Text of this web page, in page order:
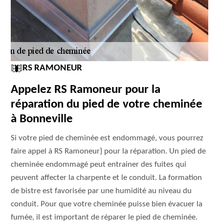
RS RAMONEUR
Appelez RS Ramoneur pour la
réparation du pied de votre cheminée
à Bonneville
Si votre pied de cheminée est endommagé, vous pourrez
faire appel à RS Ramoneur} pour la réparation. Un pied de
cheminée endommagé peut entrainer des fuites qui
peuvent affecter la charpente et le conduit. La formation
de bistre est favorisée par une humidité au niveau du
conduit. Pour que votre cheminée puisse bien évacuer la
fumée, il est important de réparer le pied de cheminée.